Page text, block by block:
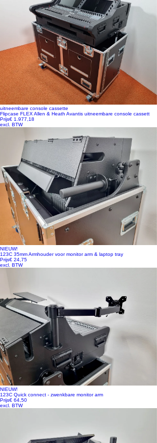
uitneembare console cassette
Flipcase FLEX Allen & Heath Avantis uitneembare console cassett
Prijs€ 1.977,18
excl. BTW
NIEUW!
123C 35mm Armhouder voor monitor arm & laptop tray
Prijs€ 24,75
excl. BTW
NIEUW!
123C Quick connect - zwenkbare monitor arm
Prijs€ 64,50
excl. BTW